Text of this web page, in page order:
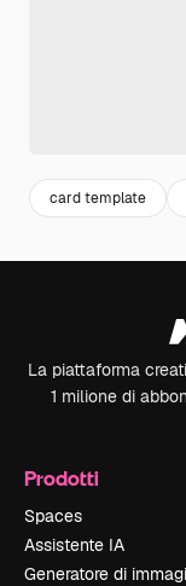
card template
La piattaforma
1 milione di
Prodotti
Spaces
Assistente IA
Generatore di